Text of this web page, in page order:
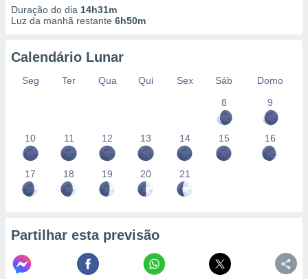
Duração do dia 14h31m
Luz da manhã restante 6h50m
Calendário Lunar
Seg Ter Qua Qui Sex Sáb
Domo
8
9
10 11 12 13 14 15 16
17 18 19 20 21
Partilhar esta previsão